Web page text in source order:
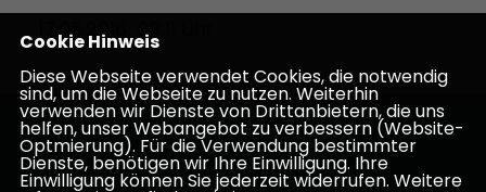
17.06.2016, 09:11 Uhr
Homepage des CDU Kreisverbandes Darmstadt-
Dieburg
Cookie Hinweis
Diese Webseite verwendet Cookies, die notwendig
sind, um die Webseite zu nutzen. Weiterhin
verwenden wir Dienste von Drittanbietern, die uns
helfen, unser Webangebot zu verbessern (Website-
Optmierung). Für die Verwendung bestimmter
Dienste, benötigen wir Ihre Einwilligung. Ihre
Einwilligung können Sie jederzeit widerrufen. Weitere